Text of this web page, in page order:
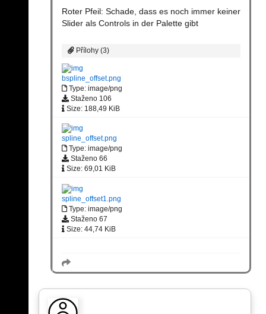
Roter Pfeil: Schade, dass es noch immer keiner
Slider als Controls in der Palette gibt
Přílohy (3)
bspline_offset.png
Type: image/png
Staženo 106
Size: 188,49 KiB
spline_offset.png
Type: image/png
Staženo 66
Size: 69,01 KiB
spline_offset1.png
Type: image/png
Staženo 67
Size: 44,74 KiB